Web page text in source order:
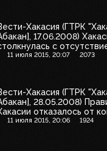
Хакасия (ГТРК
17.06.2008)
с
электричества
11 июля 2015, 20:07 2073
Хакасия (ГТРК
28.05.2008)
отказалось от
приёмом чёрных и
11 июля 2015, 20:06 1924